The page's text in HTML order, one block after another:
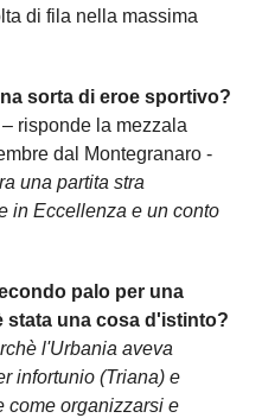
di fila nella massima
sorta di eroe sportivo?
– risponde la mezzala
dal Montegranaro -
una partita stra
in Eccellenza e un conto
palo per una
stata una cosa d'istinto?
l'Urbania aveva
infortunio (Triana) e
come organizzarsi e